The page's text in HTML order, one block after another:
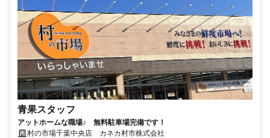
青果スタッフ
アットホームな職場♪ 無料駐車場完備です！
村の市場千葉中央店 カネカ村市株式会社